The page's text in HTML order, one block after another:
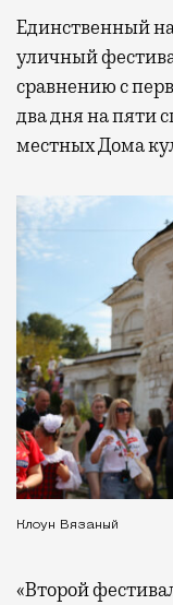
Единственный
уличный
сравнению с
два дня на пяти
местных Дома
Клоун Вязаный
«Второй